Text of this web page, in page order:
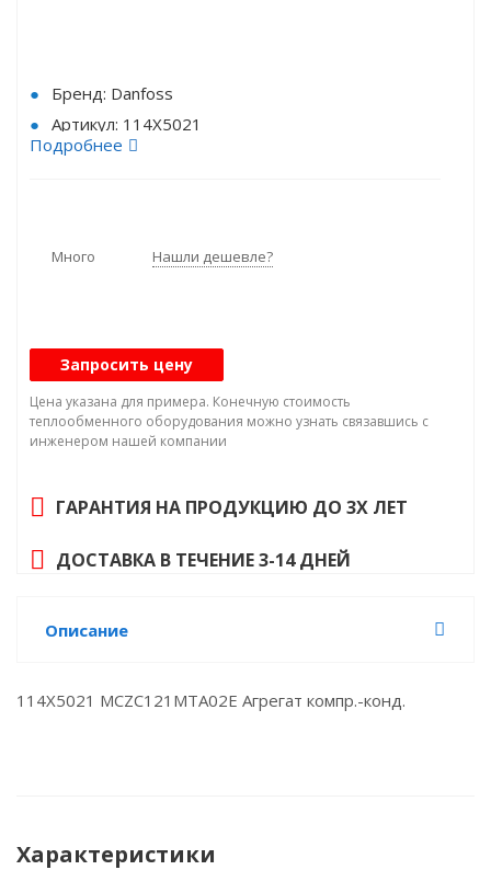
Бренд: Danfoss
Артикул: 114X5021
Тип (Модель): OP-MCZC121MTA02E
Тип: Поршневой
Q₀, кВт: 3,1
Модель компрессора: MTZ080
Вентилятор 220 В,1 фаза, 50 Гц: 1 шт.
Подробнее
Много Нашли дешевле?
Запросить цену
Цена указана для примера. Конечную стоимость
теплообменного оборудования можно узнать связавшись с
инженером нашей компании
ГАРАНТИЯ НА ПРОДУКЦИЮ ДО 3Х ЛЕТ
ДОСТАВКА В ТЕЧЕНИЕ 3-14 ДНЕЙ
Описание
114X5021 MCZC121MTA02E Агрегат компр.-конд.
Характеристики